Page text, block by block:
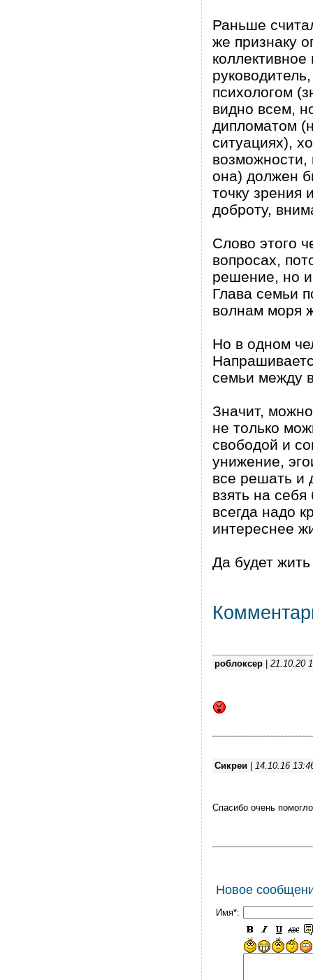
Раньше
же признаку
психологом
видно всем,
дипломатом
ситуациях),
она) должен
точку зрения
доброту,
Слово этого
вопросах,
решение, но и
Глава семьи
волнам моря
Но в одном
семьи между
Значит,
не только
свободой и
унижение,
все решать и
взять на
всегда надо
интереснее
Да будет
роблоксер 21.10.20
Сикреи 14.10.16
Спасибо очень помогло
Новое
Имя*: